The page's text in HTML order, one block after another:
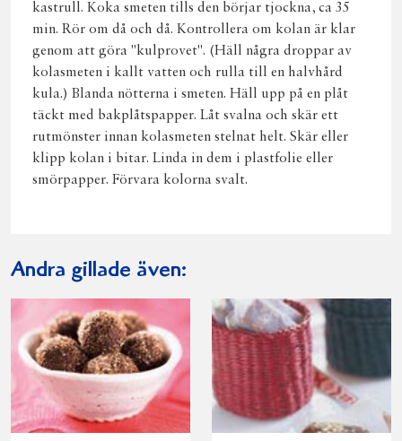
kastrull. Koka smeten tills den börjar tjockna, ca 35
min. Rör om då och då. Kontrollera om kolan är klar
genom att göra "kulprovet". (Häll några droppar av
kolasmeten i kallt vatten och rulla till en halvhård
kula.) Blanda nötterna i smeten. Häll upp på en plåt
täckt med bakplåtspapper. Låt svalna och skär ett
rutmönster innan kolasmeten stelnat helt. Skär eller
klipp kolan i bitar. Linda in dem i plastfolie eller
smörpapper. Förvara kolorna svalt.
Andra gillade även: